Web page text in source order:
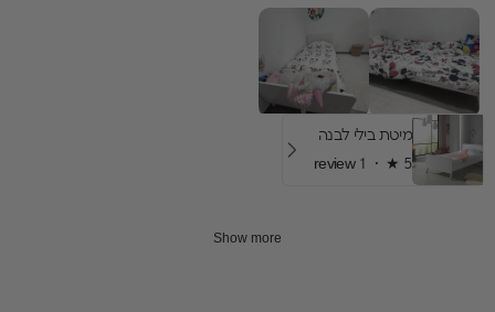
מיטת בילי לבנה
5
★ ·
1 review
Show more